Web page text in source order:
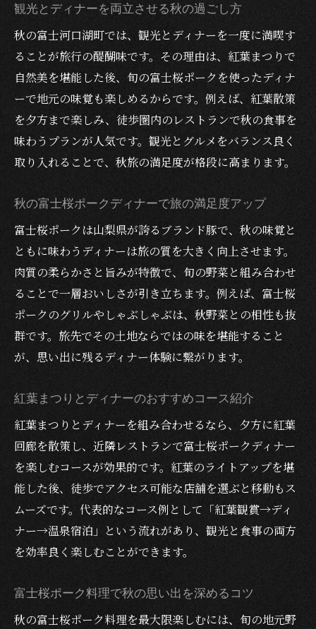
観光とディナーを両立させる秋の過ごし方
秋の富士河口湖町では、観光とディナーを一度に満喫す
ることが旅行の醍醐味です。その理由は、紅葉まつりで
自然美を堪能した後、旬の富士桜ポークを使ったディナ
ーで地元の味覚も楽しめるからです。例えば、紅葉散策
を夕方まで楽しみ、徒歩圏内のレストランで秋の食事を
味わうプランが人気です。観光とグルメをバランス良く
取り入れることで、秋旅の満足度が格段に高まります。
秋の富士桜ポークディナーで旅の満足度アップ
富士桜ポークは山梨県が誇るブランド豚で、秋の味覚と
ともに味わうディナーは旅の質を大きく向上させます。
肉質の柔らかさと旨みが特徴で、旬の野菜と組み合わせ
ることで一層おいしさが引き立ちます。例えば、富士桜
ポークのグリルやしゃぶしゃぶは、秋野菜との相性も抜
群です。旅先でその土地ならではの味を堪能すること
が、思い出に残るディナー体験に繋がります。
紅葉まつりとディナーのおすすめコース紹介
紅葉まつりとディナーを組み合わせるなら、夕方に紅葉
回廊を散策し、近隣レストランで富士桜ポークディナー
を楽しむコースが効果的です。紅葉のライトアップを堪
能した後、徒歩でアクセス可能な店舗を選ぶと移動もス
ムーズです。代表的なコース例として「紅葉観賞→ディ
ナー→温泉宿泊」という流れがあり、観光と食事の両方
を効率良く楽しむことができます。
富士桜ポーク料理で秋の思い出を深めるコツ
秋の富士桜ポーク料理を最大限楽しむには、旬の地元野